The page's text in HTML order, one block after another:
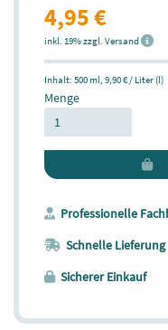
4,95 €
inkl. 19% zzgl. Versand
Inhalt: 500 ml, 9,90 € / Liter (l)
Menge
Professionelle
Schnelle Lieferung
Sicherer Einkauf